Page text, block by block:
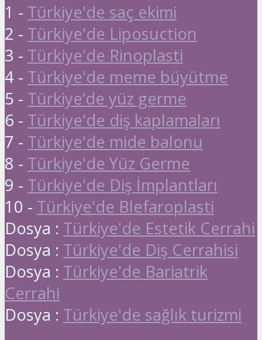
1 - Türkiye'de saç ekimi
2 - Türkiye'de Liposuction
3 - Türkiye'de Rinoplasti
4 - Türkiye'de meme büyütme
5 - Türkiye’de yüz germe
6 - Türkiye'de diş kaplamaları
7 - Türkiye'de mide balonu
8 - Türkiye'de Yüz Germe
9 - Türkiye'de Diş İmplantları
10 - Türkiye'de Blefaroplasti
Dosya : Türkiye'de Estetik Cerrahi
Dosya : Türkiye'de Diş Cerrahisi
Dosya : Türkiye'de Bariatrik
Cerrahi
Dosya : Türkiye'de sağlık turizmi